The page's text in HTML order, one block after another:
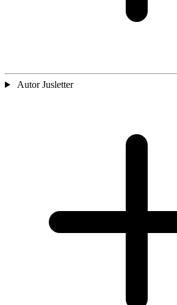
Autor Jusletter